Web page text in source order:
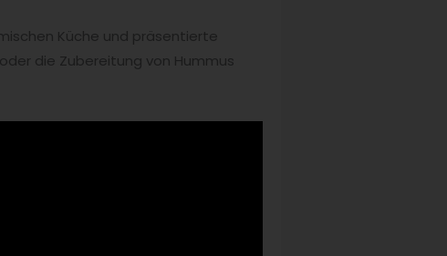
Küche und präsentierte
die Zubereitung von Hummus